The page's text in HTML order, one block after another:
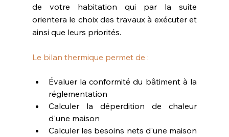
de votre habitation qui par la suite
orientera le choix des travaux à exécuter et
ainsi que leurs priorités.
Le bilan thermique permet de :
Évaluer la conformité du bâtiment à la
réglementation
Calculer la déperdition de chaleur
d'une maison
Calculer les besoins nets d'une maison